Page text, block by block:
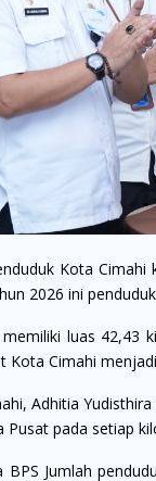
Kota
2026 ini
luas 42,43
Kota Cimahi
Adhitia
Pusat pada setiap
BPS Jumlah